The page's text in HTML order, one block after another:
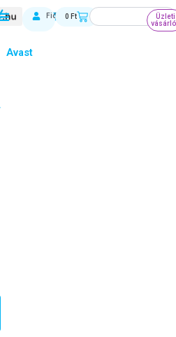
Fiókom
0 FtKosárKeresés
Üzleti
Avast